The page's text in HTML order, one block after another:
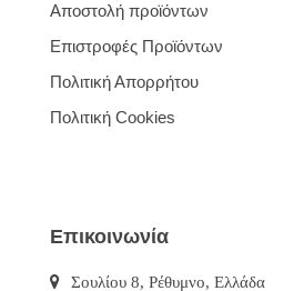
Αποστολή προϊόντων
Επιστροφές Προϊόντων
Πολιτική Απορρήτου
Πολιτική Cookies
Επικοινωνία
Σουλίου 8, Ρέθυμνο, Ελλάδα